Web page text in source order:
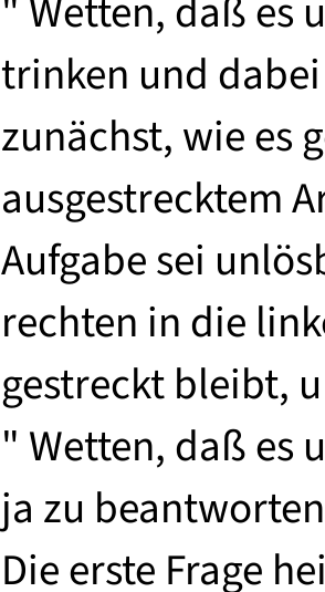
" Wetten, daß es
trinken und
zunächst, wie es
ausgestrecktem
Aufgabe sei
rechten in die
gestreckt bleibt,
" Wetten, daß es
ja zu
Die erste Frage